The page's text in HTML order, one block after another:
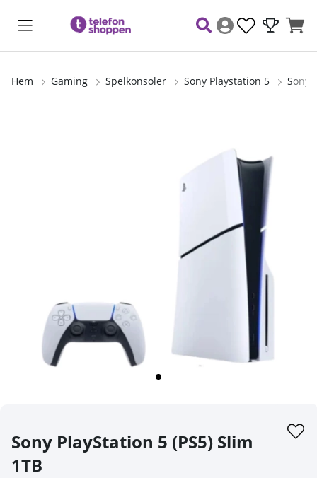
Hem Gaming Spelkonsoler Sony Playstation 5 Sony
Sony PlayStation 5 (PS5) Slim
1TB